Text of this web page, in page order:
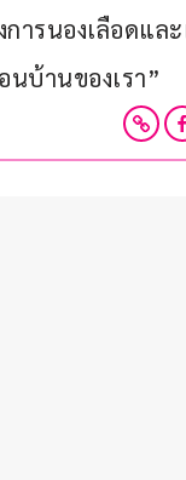
การนองเลือดแ
บ้านของเรา”